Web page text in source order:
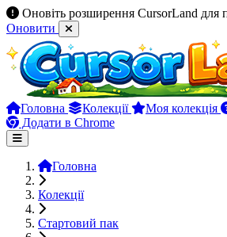
Оновіть розширення CursorLand для
Оновити
Головна Колекції Моя колекція
Додати в Chrome
Головна
Колекції
Стартовий пак